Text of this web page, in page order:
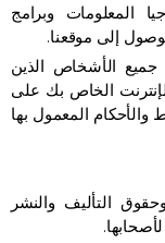
المعلومات وبرامج
إلى موقعنا.
الأشخاص الذين
الخاص بك على
المعمول بها
التأليف والنشر